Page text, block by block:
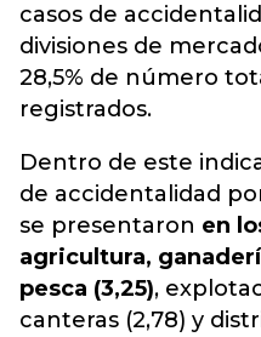
casos de
divisiones de
28,5% de número
registrados.
Dentro de este
de accidentalidad
se presentaron en
agricultura,
pesca (3,25),
canteras (2,78) y